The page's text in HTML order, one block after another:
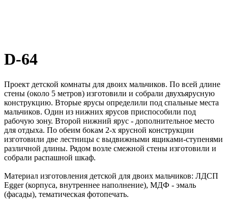
D-64
Проект детской комнаты для двоих мальчиков. По всей длине
стены (около 5 метров) изготовили и собрали двухъярусную
конструкцию. Вторые ярусы определили под спальные места
мальчиков. Один из нижних ярусов приспособили под
рабочую зону. Второй нижний ярус - дополнительное место
для отдыха. По обеим бокам 2-х ярусной конструкции
изготовили две лестницы с выдвижными ящиками-ступенями
различной длины. Рядом возле смежной стены изготовили и
собрали распашной шкаф.
Материал изготовления детской для двоих мальчиков: ЛДСП
Egger (корпуса, внутреннее наполнение), МДФ - эмаль
(фасады), тематическая фотопечать.